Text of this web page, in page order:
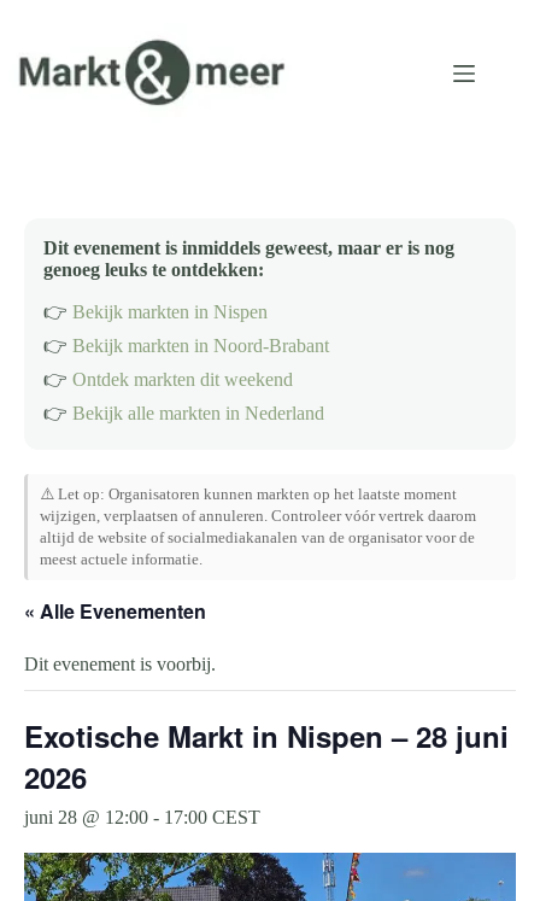
inhoud
Dit evenement is inmiddels geweest, maar er is nog
genoeg leuks te ontdekken:
👉 Bekijk markten in Nispen
👉 Bekijk markten in Noord-Brabant
👉 Ontdek markten dit weekend
👉 Bekijk alle markten in Nederland
⚠️ Let op: Organisatoren kunnen markten op het laatste moment
wijzigen, verplaatsen of annuleren. Controleer vóór vertrek daarom
altijd de website of socialmediakanalen van de organisator voor de
meest actuele informatie.
« Alle Evenementen
Dit evenement is voorbij.
Exotische Markt in Nispen – 28 juni
2026
juni 28 @ 12:00 - 17:00 CEST